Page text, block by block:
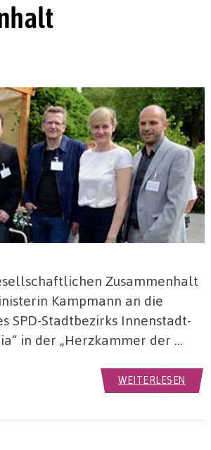
Zusammenhalt
Kampmann an die
SPD-Stadtbezirks Innenstadt-
in der „Herzkammer der …
WEITERLESEN